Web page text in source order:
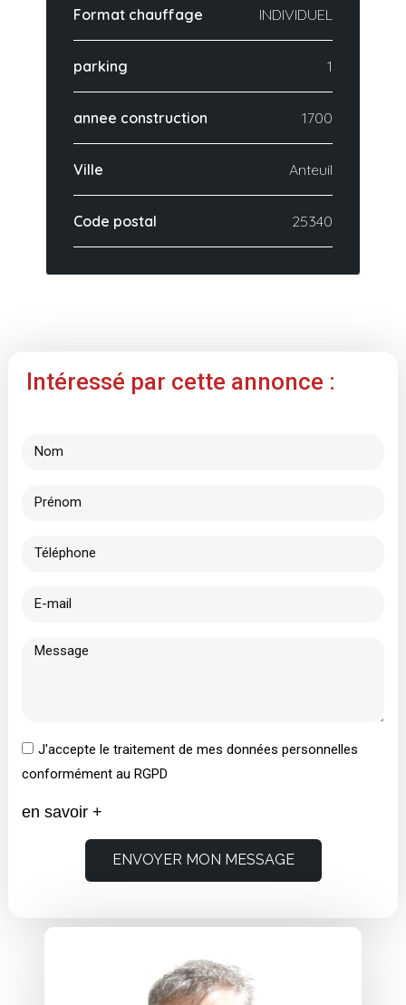
Format chauffage INDIVIDUEL
parking 1
annee construction 1700
Ville Anteuil
Code postal 25340
Intéressé par cette annonce :
J'accepte le traitement de mes données personnelles
conformément au RGPD
en savoir +
ENVOYER MON MESSAGE